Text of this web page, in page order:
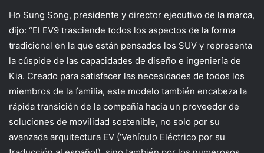
Ho Sung Song, presidente y director ejecutivo de la marca,
dijo: “El EV9 trasciende todos los aspectos de la forma
tradicional en la que están pensados los SUV y representa
la cúspide de las capacidades de diseño e ingeniería de
Kia. Creado para satisfacer las necesidades de todos los
miembros de la familia, este modelo también encabeza la
rápida transición de la compañía hacia un proveedor de
soluciones de movilidad sostenible, no solo por su
avanzada arquitectura EV (‘Vehículo Eléctrico por su